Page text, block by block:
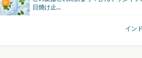
日焼け止...
イン